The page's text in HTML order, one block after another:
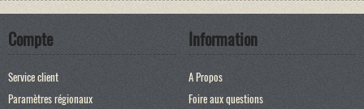
Compte
Service client
Paramètres régionaux
Information
A Propos
Foire aux questions